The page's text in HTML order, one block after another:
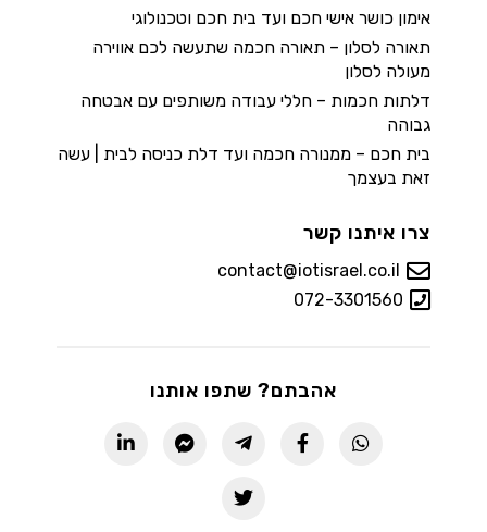
אימון כושר אישי חכם ועד בית חכם וטכנולוגי
תאורה לסלון – תאורה חכמה שתעשה לכם אווירה
מעולה לסלון
דלתות חכמות – חללי עבודה משותפים עם אבטחה
גבוהה
בית חכם – ממנורה חכמה ועד דלת כניסה לבית | עשה
זאת בעצמך
צרו איתנו קשר
contact@iotisrael.co.il
072-3301560
אהבתם? שתפו אותנו